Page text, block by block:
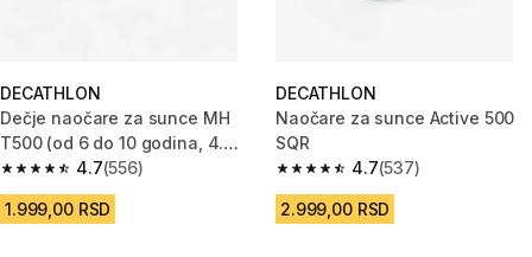
DECATHLON
Dečje naočare za sunce MH
T500 (od 6 do 10 godina, 4.
kategorija)4.7
4.7 od 5 zvezdica from 556 Recenzije
(556)
1.999,00 RSD
DECATHLON
Naočare za sunce Active 500
SQR
4.7
4.7 od 5 zvezdica from 537
(537)
2.999,00 RSD